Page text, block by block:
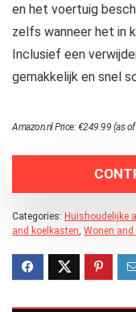
en het voertuig
zelfs wanneer het in
Inclusief een
gemakkelijk en snel
Amazon.nl Price:€249.99 (as
Categories: Huishoudelijke
and koelkasten Wonen and